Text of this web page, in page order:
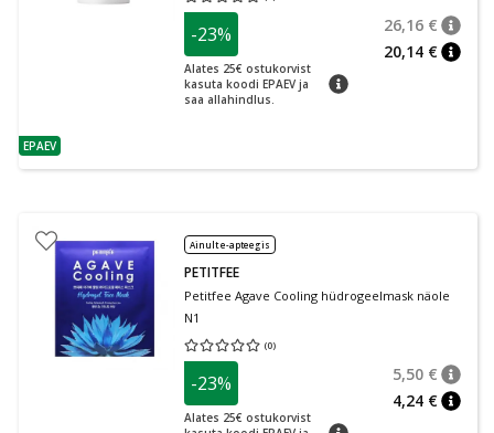
nõuanne
EPAEV
-23%
Alates 25€ ostukorvist
kasuta koodi EPAEV ja
saa allahindlus.
nõuanne
26,16 €
20,14 €
Ainult e-apteegis
PETITFEE
Petitfee Agave Cooling hüdrogeelmask näole
N1
(0)
Keskmine hinnang 0.00
-23%
Alates 25€ ostukorvist
nõuanne
5,50 €
4,24 €